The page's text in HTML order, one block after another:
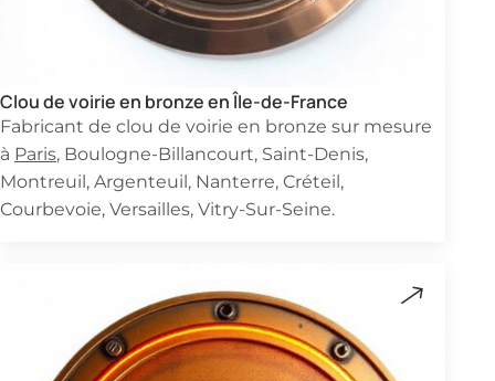
Clou de voirie en bronze en Île-de-France
Fabricant de clou de voirie en bronze sur mesure
à Paris, Boulogne-Billancourt, Saint-Denis,
Montreuil, Argenteuil, Nanterre, Créteil,
Courbevoie, Versailles, Vitry-Sur-Seine.